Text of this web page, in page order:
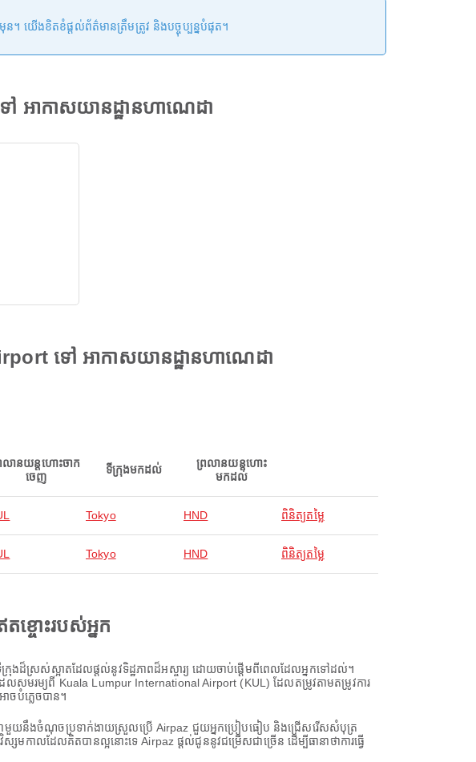
។ យើងខិតខំផ្តល់ព័ត៌មានត្រឹមត្រូវ និងបច្ចុប្បន្នបំផុត។
អាកាសយានដ្ឋានហាណេដា
ទៅ អាកាសយានដ្ឋានហាណេដា
លានយន្តហោះចាក
ចេញ
ទីក្រុងមកដល់
ព្រលានយន្តហោះ
មកដល់
Tokyo HND ពិនិត្យតម្លៃ
Tokyo HND ពិនិត្យតម្លៃ
ខ្ចោះរបស់អ្នក
ងដ៏ស្រស់ស្អាតដែលផ្តល់នូវទិដ្ឋភាពដ៏អស្ចារ្យ ដោយចាប់ផ្តើមពីពេលដែលអ្នកទៅដល់។
ែលសមរម្យពី Kuala Lumpur International Airport (KUL) ដែលតម្រូវតាមតម្រូវការ
ចបំភ្លេចបាន។
ជាមួយនឹងចំណុចប្រទាក់ងាយស្រួលប្រើ Airpaz ជួយអ្នកប្រៀបធៀប និងជ្រើសរើសសំបុត្រ
លដែលគិតបានល្អនោះទេ Airpaz ផ្តល់ជូននូវជម្រើសជាច្រើន ដើម្បីធានាថាការធ្វើ